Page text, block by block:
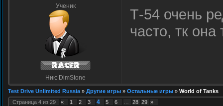
Ученик
Ник: DimStone
Т-54 очень
часто, тк
Test Drive Unlimited Russia » Другие игры » Остальные игры » World of Tanks
Страница 4 из 29 « 1 2 3 4 5 6 28 29 »